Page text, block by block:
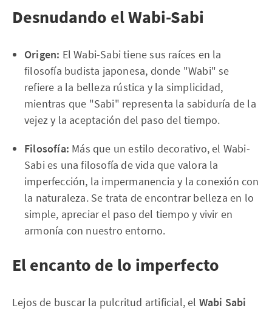
Desnudando el Wabi-Sabi
Origen: El Wabi-Sabi tiene sus raíces en la
filosofía budista japonesa, donde "Wabi" se
refiere a la belleza rústica y la simplicidad,
mientras que "Sabi" representa la sabiduría de la
vejez y la aceptación del paso del tiempo.
Filosofía: Más que un estilo decorativo, el Wabi-
Sabi es una filosofía de vida que valora la
imperfección, la impermanencia y la conexión con
la naturaleza. Se trata de encontrar belleza en lo
simple, apreciar el paso del tiempo y vivir en
armonía con nuestro entorno.
El encanto de lo imperfecto
Lejos de buscar la pulcritud artificial, el Wabi Sabi